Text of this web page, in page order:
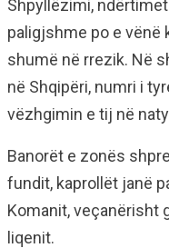
Shpyllëzimi,
paligjshme po e vënë
shumë në rrezik. Në
në Shqipëri, numri i
vëzhgimin e tij në
Banorët e zonës
fundit, kaprollët janë
Komanit, veçanërisht
liqenit.